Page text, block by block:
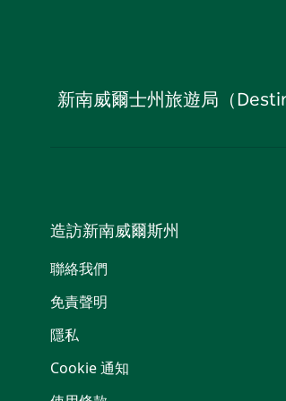
新南威爾士州旅遊局（
造訪新南威爾斯州
聯絡我們
免責聲明
隱私
Cookie 通知